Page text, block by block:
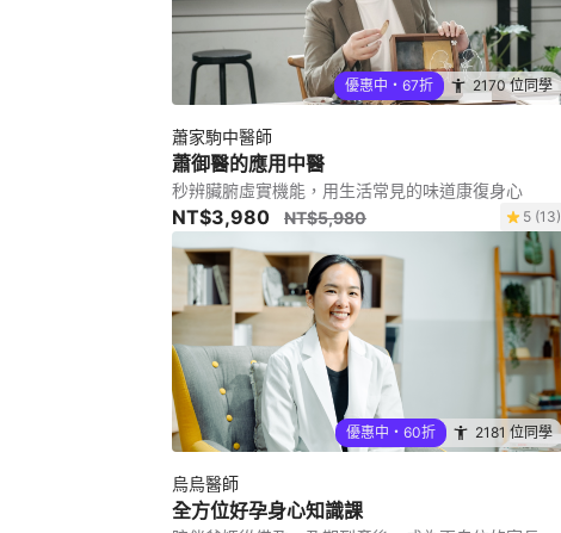
優惠中・67折 2170 位同學
蕭家駒中醫師
蕭御醫的應用中醫
秒辨臟腑虛實機能，用生活常見的味道康復身心
NT$3,980 NT$5,980 5 (13)
優惠中・60折 2181 位同學
烏烏醫師
全方位好孕身心知識課